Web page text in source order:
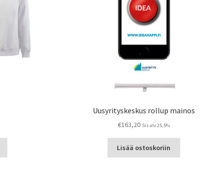
Uusyrityskeskus rollup mainos
€163,20 Sis alv 25,5%
Lisää ostoskoriin